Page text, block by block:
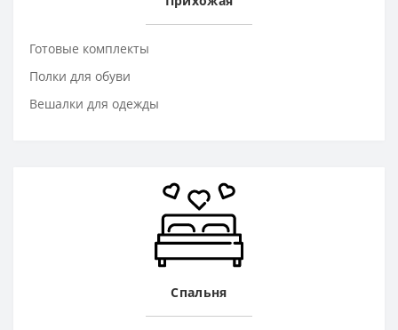
Готовые комплекты
Полки для обуви
Вешалки для одежды
Спальня